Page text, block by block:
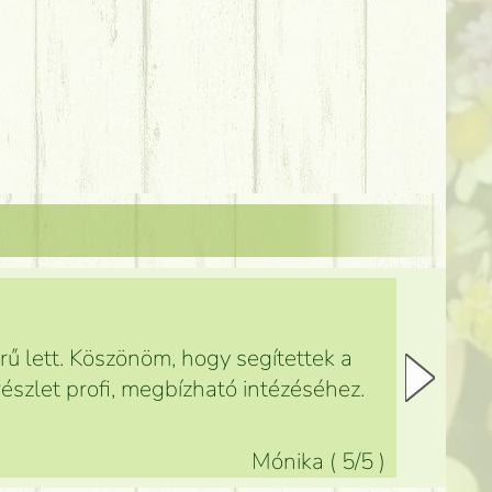
lett. Köszönöm, hogy segítettek a
profi, megbízható intézéséhez.
Mónika ( 5/5 )